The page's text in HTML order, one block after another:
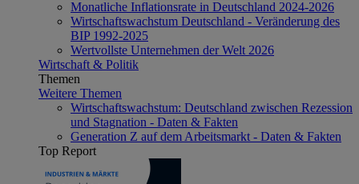
Monatliche Inflationsrate in Deutschland 2024-2026
Wirtschaftswachstum Deutschland - Veränderung des
BIP 1992-2025
Wertvollste Unternehmen der Welt 2026
Wirtschaft & Politik
Themen
Weitere Themen
Wirtschaftswachstum: Deutschland zwischen Rezession
und Stagnation - Daten & Fakten
Generation Z auf dem Arbeitsmarkt - Daten & Fakten
Top Report